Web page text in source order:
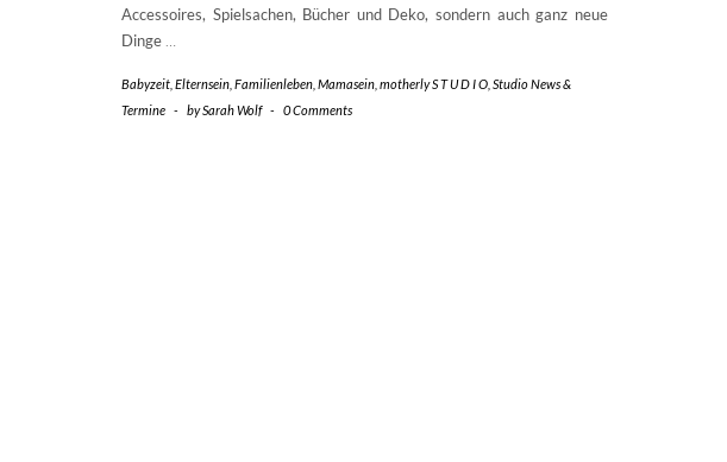
Accessoires, Spielsachen, Bücher und Deko, sondern auch ganz neue
Dinge
Babyzeit Elternsein Familienleben Mamasein motherly S T U D I O Studio News &
Termine - bySarah Wolf - 0 Comments